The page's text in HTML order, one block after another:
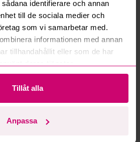
identifierare och annan
till de sociala medier och
som vi samarbetar med.
informationen med annan
tillhandahållit eller som de har
Tillåt alla
Anpassa
frågor och svar